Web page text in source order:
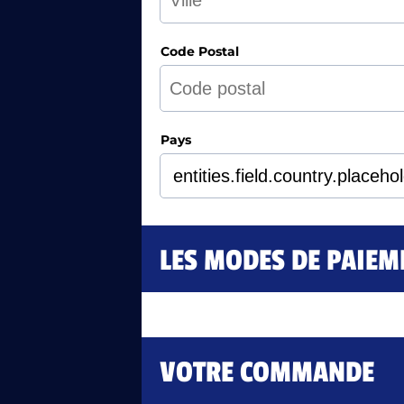
Code Postal
Pays
LES MODES DE
VOTRE COMMANDE